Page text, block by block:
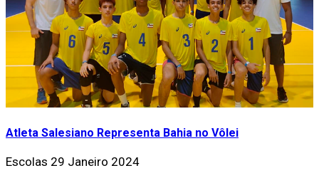
Atleta Salesiano Representa Bahia no Vôlei
Escolas 29 Janeiro 2024